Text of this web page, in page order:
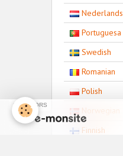
Nederlands
Portuguesa
Swedish
Romanian
Polish
Norwegian
Finnish
SPONSORS